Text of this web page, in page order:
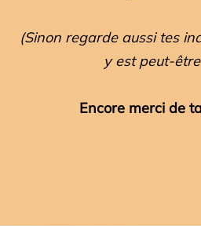
(Sinon regarde aussi tes
y est peut-
Encore merci de